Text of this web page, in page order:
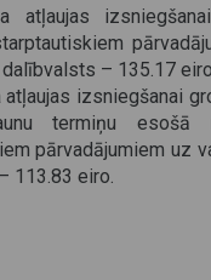
atļaujas
– 135.17
izsniegšanai
termiņu esošā
pārvadājumiem uz
113.83 eiro.